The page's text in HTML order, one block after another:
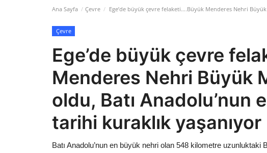
Ana Sayfa Çevre Ege’de büyük çevre felaketi….Büyük Menderes Nehri
Çevre
Ege’de büyük çevre
Menderes Nehri Büyük
oldu, Batı Anadolu’nun
tarihi kuraklık yaşanıyor
Batı Anadolu’nun en büyük nehri olan 548 kilometre